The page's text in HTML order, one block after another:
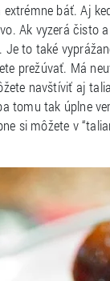
báť. Aj
Ak vyzerá čisto
to také
prežúvať. Má
navštíviť aj
tomu tak úplne
si môžete v